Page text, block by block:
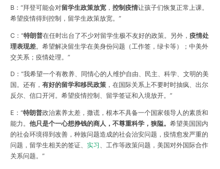
B：“拜登可能会对留学生政策放宽， 控制疫情让孩子们恢复正常上课。
希望疫情得到控制，留学生政策放宽。”
C：“特朗普在任时出台了不少对留学生极不友好的政策。另外， 疫情处
理表现差。希望解决留生学在美身份问题（工作签，绿卡等）；中美外
交关系；疫情处理。”
D：“我希望一个有教养、同情心的人维护自由、民主、科学、文明的美
国。还有， 有好的留学和移民政策，在国际关系上不要时时抽疯、出尔
反尔、信口开河。希望疫情控制、留学签证和入境放开。”
E：“特朗普政治素养太差，撒谎，根本不具备一个国家领导人的素质和
能力。 他只是个一心想挣钱的商人，不尊重科学，狭隘。 希望美国国内
的社会环境得到改善，种族问题造成的社会治安问题，疫情愈发严重的
问题，留学生相关的签证、 实习 、工作等政策问题，美国对外国际合作
关系问题。”